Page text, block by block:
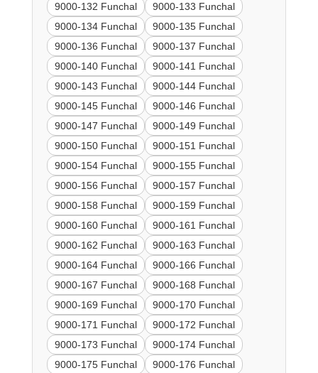
9000-132 Funchal
9000-133 Funchal
9000-134 Funchal
9000-135 Funchal
9000-136 Funchal
9000-137 Funchal
9000-140 Funchal
9000-141 Funchal
9000-143 Funchal
9000-144 Funchal
9000-145 Funchal
9000-146 Funchal
9000-147 Funchal
9000-149 Funchal
9000-150 Funchal
9000-151 Funchal
9000-154 Funchal
9000-155 Funchal
9000-156 Funchal
9000-157 Funchal
9000-158 Funchal
9000-159 Funchal
9000-160 Funchal
9000-161 Funchal
9000-162 Funchal
9000-163 Funchal
9000-164 Funchal
9000-166 Funchal
9000-167 Funchal
9000-168 Funchal
9000-169 Funchal
9000-170 Funchal
9000-171 Funchal
9000-172 Funchal
9000-173 Funchal
9000-174 Funchal
9000-175 Funchal
9000-176 Funchal